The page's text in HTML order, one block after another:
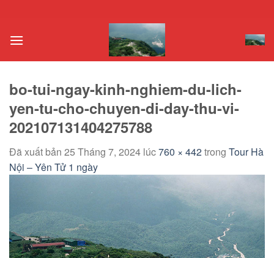
nội
bo-tui-ngay-kinh-nghiem-du-lich-
yen-tu-cho-chuyen-di-day-thu-vi-
202107131404275788
Đã xuất bản 25 Tháng 7, 2024 lúc760 × 442trong Tour Hà
Nội – Yên Tử 1 ngày